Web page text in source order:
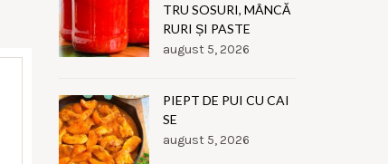
TRU SOSURI, MÂNCĂ
RURI ȘI PASTE
august 5, 2026
PIEPT DE PUI CU CAI
SE
august 5, 2026